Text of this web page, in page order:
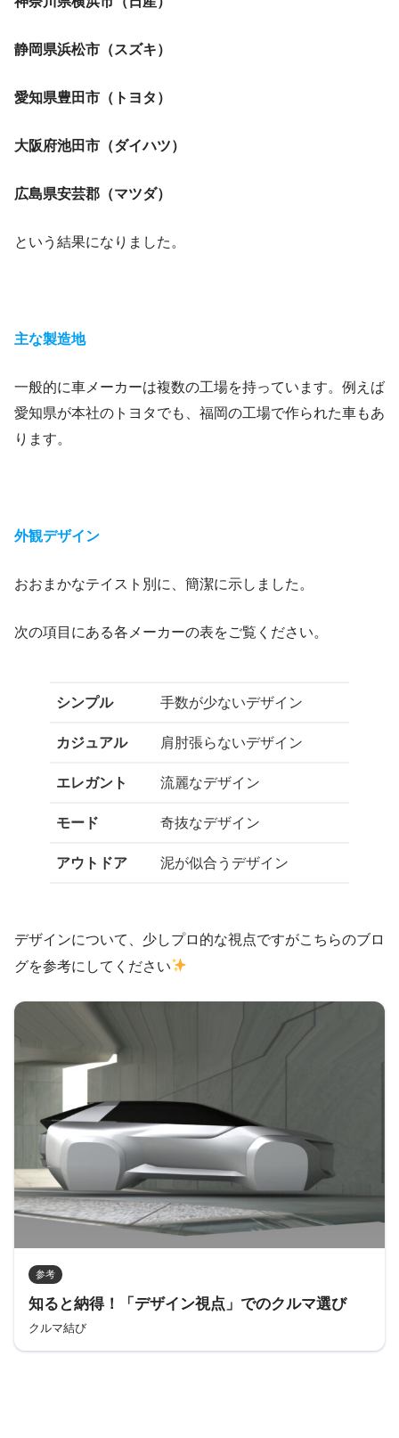
静岡県浜松市（スズキ）
愛知県豊田市（トヨタ）
大阪府池田市（ダイハツ）
広島県安芸郡（マツダ）
という結果になりました。
主な製造地
一般的に車メーカーは複数の工場を持っています。例えば
愛知県が本社のトヨタでも、福岡の工場で作られた車もあ
ります。
外観デザイン
おおまかなテイスト別に、簡潔に示しました。
次の項目にある各メーカーの表をご覧ください。
シンプル 手数が少ないデザイン
カジュアル 肩肘張らないデザイン
エレガント 流麗なデザイン
モード 奇抜なデザイン
アウトドア 泥が似合うデザイン
デザインについて、少しプロ的な視点ですがこちらのブロ
グを参考にしてください
参考
知ると納得！「デザイン視点」でのクルマ選び
クルマ結び